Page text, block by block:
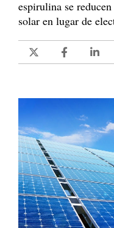
espirulina se
solar en lugar de